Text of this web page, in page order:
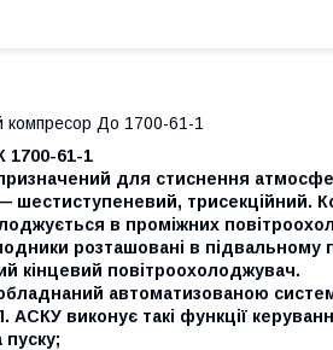
компресор До 1700-61-1
1700-61-1
для стиснення
шестиступеневий, трисекційний.
в проміжних
розташовані в
кінцевий повітроохолоджувач.
автоматизованою
АСКУ виконує такі функції
пуску;